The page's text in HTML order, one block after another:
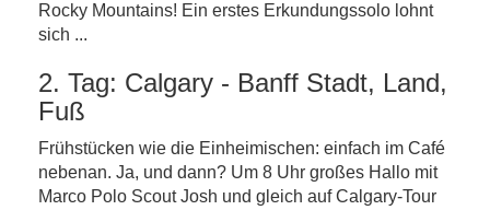
Rocky Mountains! Ein erstes Erkundungssolo lohnt
sich ...
2. Tag: Calgary - Banff Stadt, Land,
Fuß
Frühstücken wie die Einheimischen: einfach im Café
nebenan. Ja, und dann? Um 8 Uhr großes Hallo mit
Marco Polo Scout Josh und gleich auf Calgary-Tour